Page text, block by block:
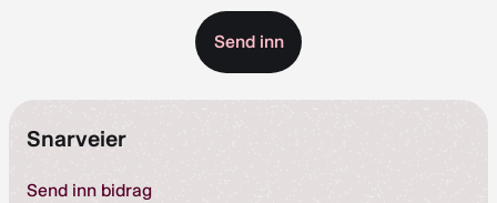
Snarveier
Send inn bidrag